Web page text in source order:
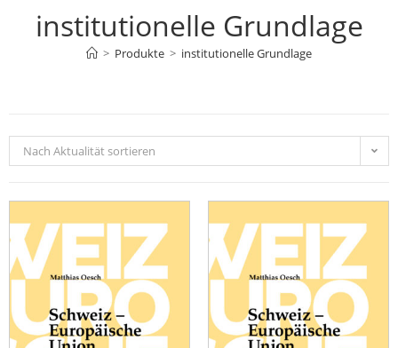
institutionelle Grundlage
> Produkte > institutionelle Grundlage
Nach Aktualität sortieren